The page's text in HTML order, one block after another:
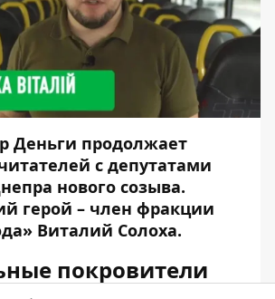
Деньги продолжает
с депутатами
нового созыва.
герой – член фракции
Виталий Солоха.
покровители